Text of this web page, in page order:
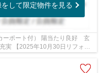
して限定物件を見る
ーポート付） 陽当たり良好 玄
【2025年10月30日リフォー
ア上張り...